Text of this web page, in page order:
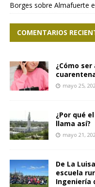
Borges sobre Almafuerte
COMENTARIOS
¿Cómo
mayo 25,
¿Por qué
llama así?
mayo 21,
De La
escuela
Ingeniería